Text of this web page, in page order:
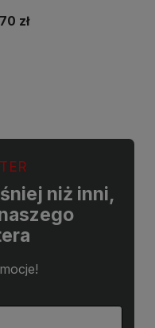
zł
niż inni,